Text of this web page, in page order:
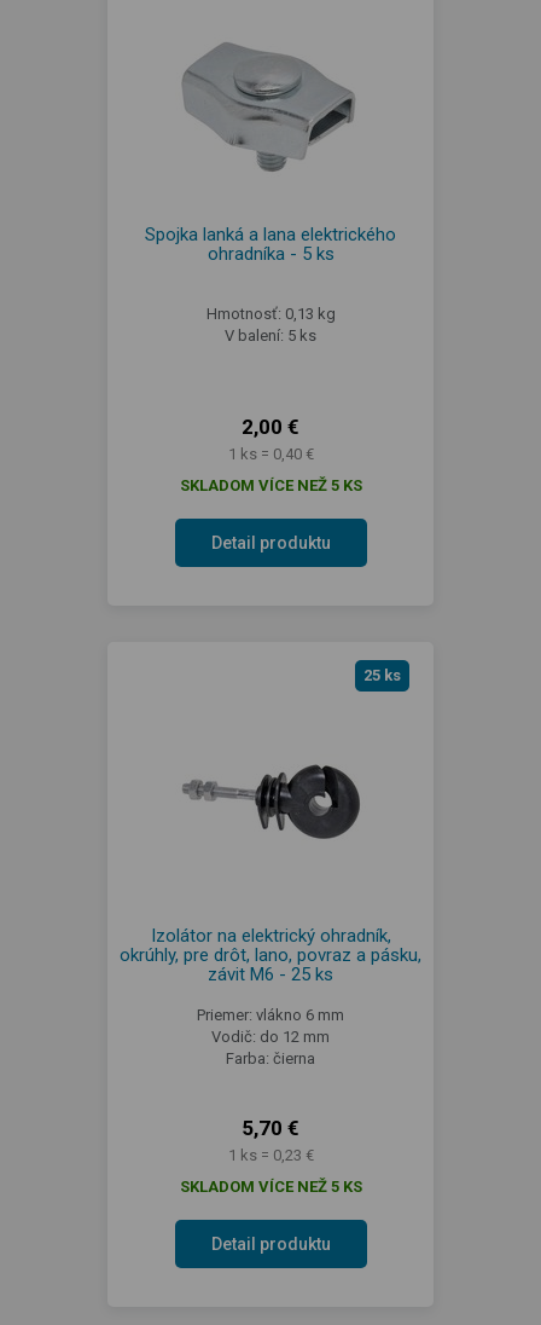
Spojka lanká a lana elektrického
ohradníka - 5 ks
Hmotnosť: 0,13 kg
V balení: 5 ks
2,00 €
1 ks = 0,40 €
SKLADOM VÍCE NEŽ 5 KS
Detail produktu
25 ks
Izolátor na elektrický ohradník,
okrúhly, pre drôt, lano, povraz a pásku,
závit M6 - 25 ks
Priemer: vlákno 6 mm
Vodič: do 12 mm
Farba: čierna
5,70 €
1 ks = 0,23 €
SKLADOM VÍCE NEŽ 5 KS
Detail produktu